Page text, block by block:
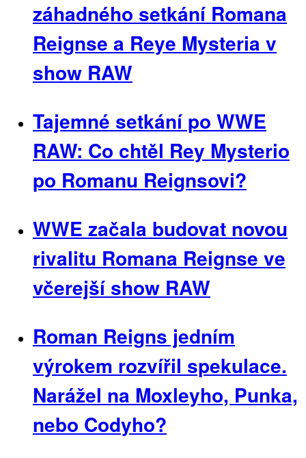
záhadného setkání Romana
Reignse a Reye Mysteria v
show RAW
Tajemné setkání po WWE
RAW: Co chtěl Rey Mysterio
po Romanu Reignsovi?
WWE začala budovat novou
rivalitu Romana Reignse ve
včerejší show RAW
Roman Reigns jedním
výrokem rozvířil spekulace.
Narážel na Moxleyho, Punka,
nebo Codyho?